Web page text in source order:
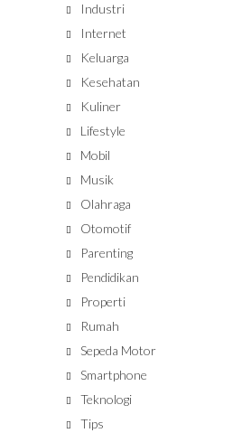
Industri
Internet
Keluarga
Kesehatan
Kuliner
Lifestyle
Mobil
Musik
Olahraga
Otomotif
Parenting
Pendidikan
Properti
Rumah
Sepeda Motor
Smartphone
Teknologi
Tips